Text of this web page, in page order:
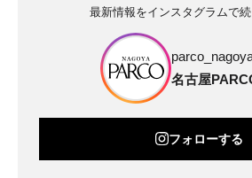
最新情報をインスタグラムで続
名古屋
フォローする